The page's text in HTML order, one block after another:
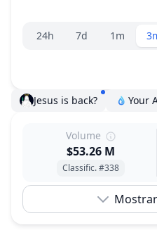
Seletor de faixa
24h 7d 1m
Jesus is back? Your
Volume
$53.26 M
Classific. #338